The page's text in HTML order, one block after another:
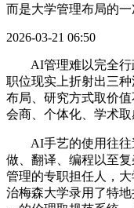
而是大学管理布局的一
2026-03-21 06:50
AI管理难以完全行
职位现实上折射出三
布局、研究方式取价
会商、个体化、学术取
AI手艺的使用往往
做、翻译、编程以至
管理的专职担任人，
治梅森大学录用了特